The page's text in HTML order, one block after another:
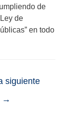
de
de
en todo
siguiente
→